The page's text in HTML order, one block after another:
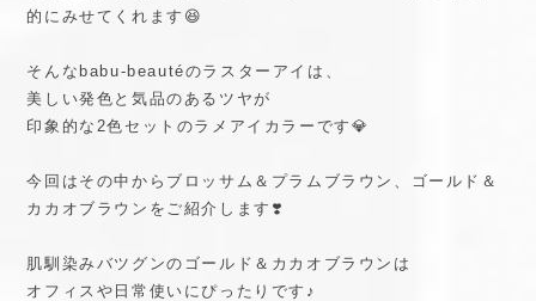
的にみせてくれます😆
そんなbabu-beautéのラスターアイは、
美しい発色と気品のあるツヤが
印象的な2色セットのラメアイカラーです💎
今回はその中からブロッサム＆プラムブラウン、ゴールド＆
カカオブラウンをご紹介します❣️
肌馴染みバツグンのゴールド＆カカオブラウンは
オフィスや日常使いにぴったりです♪